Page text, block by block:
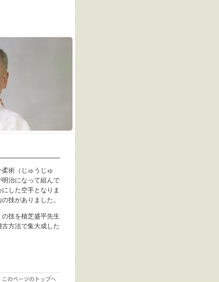
術（じゅうじゅ
治になって組んで
した空手となりま
技がありました。
技を植芝盛平先生
方法で集大成した